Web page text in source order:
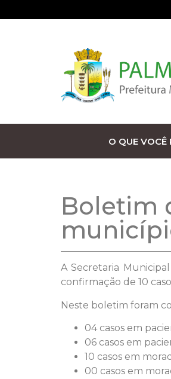
O QUE VOCÊ
Boletim
A Secretaria
confirmação de 10
Neste boletim foram
04 casos em
06 casos em
10 casos em
00 casos em